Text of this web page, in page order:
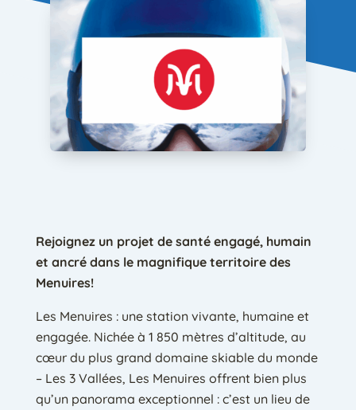
Rejoignez un projet de santé engagé, humain
et ancré dans le magnifique territoire des
Menuires!
Les Menuires : une station vivante, humaine et
engagée. Nichée à 1 850 mètres d’altitude, au
cœur du plus grand domaine skiable du monde
– Les 3 Vallées, Les Menuires offrent bien plus
qu’un panorama exceptionnel : c’est un lieu de